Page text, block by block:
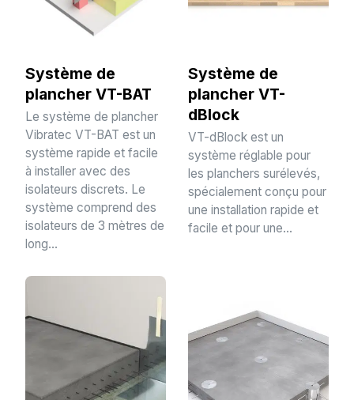
Système de
plancher VT-BAT
Le système de plancher
Vibratec VT-BAT est un
système rapide et facile
à installer avec des
isolateurs discrets. Le
système comprend des
isolateurs de 3 mètres de
long...
Système de
plancher VT-
dBlock
VT-dBlock est un
système réglable pour
les planchers surélevés,
spécialement conçu pour
une installation rapide et
facile et pour une...